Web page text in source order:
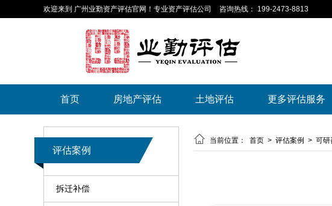
欢迎来到 广州业勤资产评估官网！专业资产评估公司 咨询热线： 199-2473-8813
首页 房地产评估 土地评估 更多评估服务
评估案例
拆迁补偿
 当前位置： 首页 > 评估案例 > 可研